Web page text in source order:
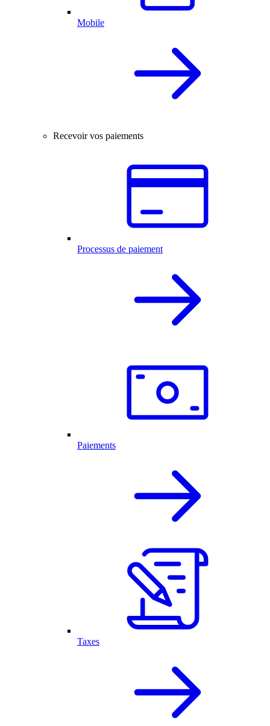
Mobile
Recevoir vos paiements
Processus de paiement
Paiements
Taxes